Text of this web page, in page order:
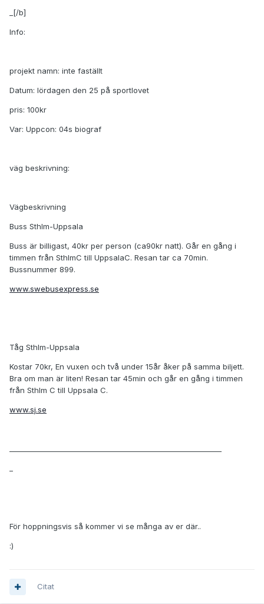
_[/b]
Info:
projekt namn: inte faställt
Datum: lördagen den 25 på sportlovet
pris: 100kr
Var: Uppcon: 04s biograf
väg beskrivning:
Vägbeskrivning
Buss Sthlm-Uppsala
Buss är billigast, 40kr per person (ca90kr natt). Går en gång i
timmen från SthlmC till UppsalaC. Resan tar ca 70min.
Bussnummer 899.
www.swebusexpress.se
Tåg Sthlm-Uppsala
Kostar 70kr, En vuxen och två under 15år åker på samma biljett.
Bra om man är liten! Resan tar 45min och går en gång i timmen
från Sthlm C till Uppsala C.
www.sj.se
För hoppningsvis så kommer vi se många av er där..
:)
Citat